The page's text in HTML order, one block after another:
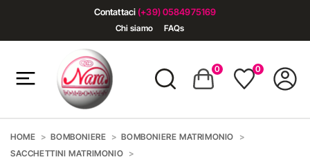
Contattaci (+39) 0584975169
Chi siamo FAQs
0 0
HOME BOMBONIERE
BOMBONIERE MATRIMONIO
SACCHETTINI MATRIMONIO